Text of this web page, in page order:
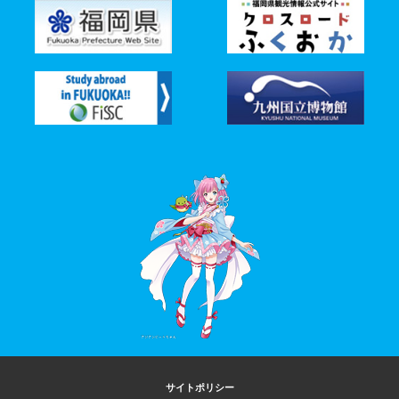
サイトポリシー